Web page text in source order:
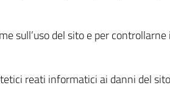
sull’uso del sito e per
reati informatici ai danni del